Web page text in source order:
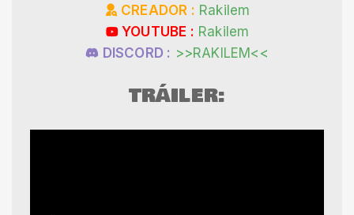
/summon npc:warp_1
/summon npc:warp_2
/summon npc:warp_3
/summon npc:warp_4
/summon npc:warp_6
/summon npc:zombie
CREADOR : Rakilem
YOUTUBE : Rakilem
DISCORD : >>RAKILEM<<
TRÁILER: